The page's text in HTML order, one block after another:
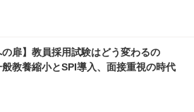
の扉】教員採用試験はどう変わるの
教養縮小とSPI導入、面接重視の時代